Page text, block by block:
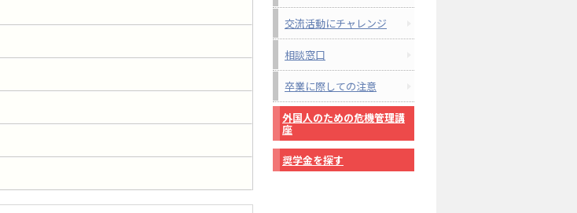
交流活動にチャレンジ
相談窓口
卒業に際しての注意
外国人のための危機管理講
座
奨学金を探す